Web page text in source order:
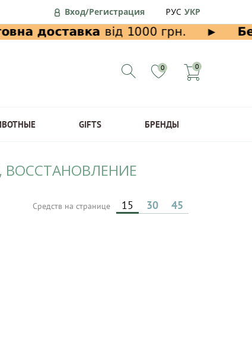
Вход/Регистрация РУС УКР
0 0
GIFTS БРЕНДЫ
ВОССТАНОВЛЕНИЕ
Средств на странице 15 30 45